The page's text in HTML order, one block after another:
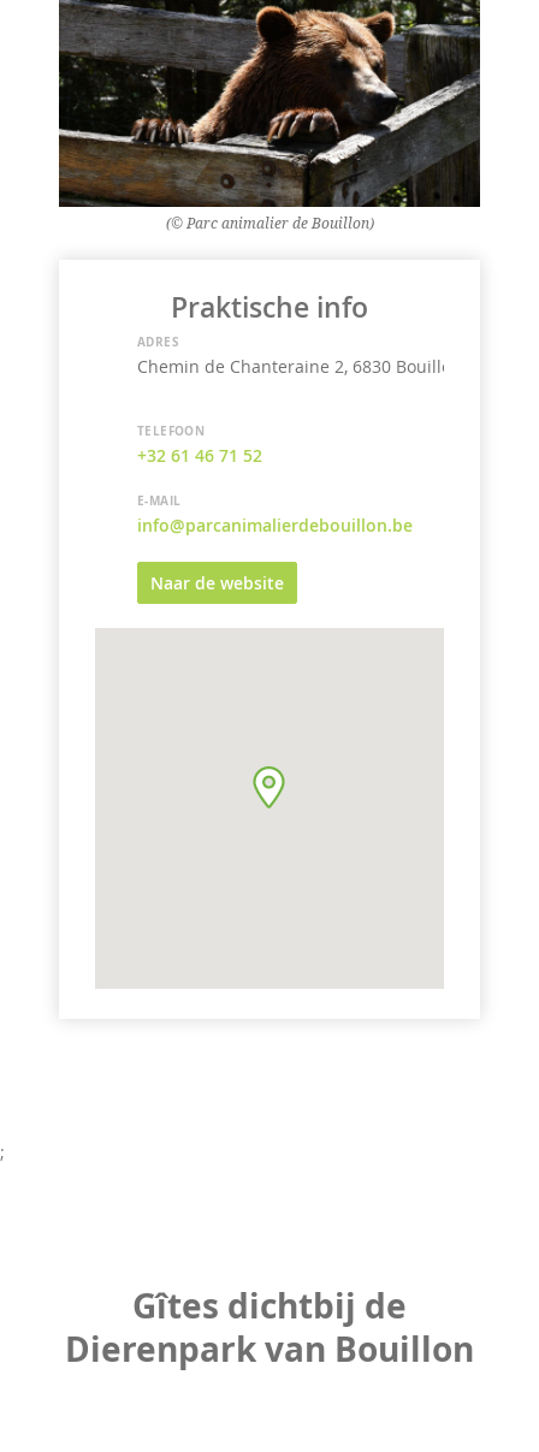
(© Parc animalier de Bouillon)
Praktische info
ADRES
Chemin de Chanteraine 2, 6830 Bouillon
TELEFOON
+32 61 46 71 52
E-MAIL
info@parcanimalierdebouillon.be
Naar de website
;
Gîtes dichtbij de
Dierenpark van Bouillon